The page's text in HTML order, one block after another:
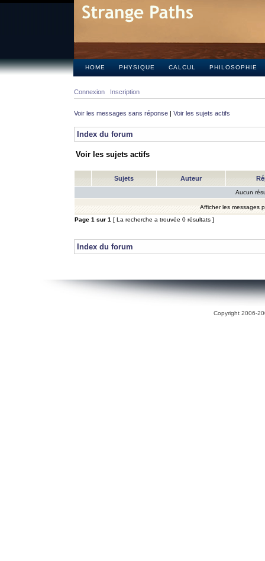
HOME PHYSIQUE CALCUL PHILOSOPHIE
Connexion Inscription
Voir les messages sans réponse | Voir les sujets actifs
Index du forum
Voir les sujets actifs
Sujets Auteur
Aucun
Afficher les messages
Page 1 sur 1 [ La recherche a trouvée 0 résultats ]
Index du forum
Copyright 2006-